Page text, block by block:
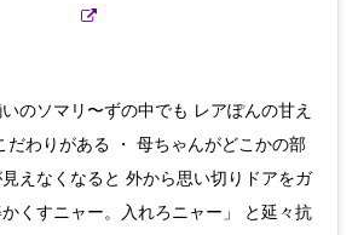
のソマリ〜ずの中でも レアぽんの甘え
だわりがある ・ 母ちゃんがどこかの部
えなくなると 外から思い切りドアをガ
くすニャー。入れろニャー」 と延々抗